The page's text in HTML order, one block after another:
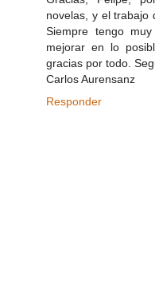
novelas, y el trabajo
Siempre tengo
mejorar en lo
gracias por todo.
Carlos Aurensanz
Responder